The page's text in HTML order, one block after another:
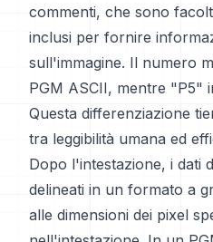
commenti, che sono
inclusi per fornire
sull'immagine. Il numero
PGM ASCII, mentre "P5"
Questa differenziazione
tra leggibilità umana ed
Dopo l'intestazione, i dati
delineati in un formato a
alle dimensioni dei pixel